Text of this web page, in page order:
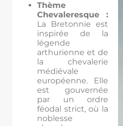
Thème
Chevaleresque :
La Bretonnie est
inspirée de la
légende
arthurienne et de
la chevalerie
médiévale
européenne. Elle
est gouvernée
par un ordre
féodal strict, où la
noblesse